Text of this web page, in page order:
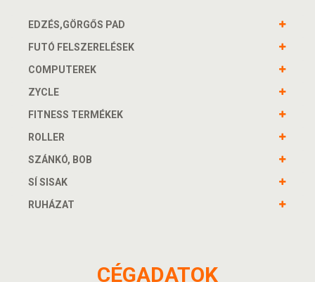
EDZÉS,GÖRGŐS PAD
FUTÓ FELSZERELÉSEK
COMPUTEREK
ZYCLE
FITNESS TERMÉKEK
ROLLER
SZÁNKÓ, BOB
SÍ SISAK
RUHÁZAT
CÉGADATOK